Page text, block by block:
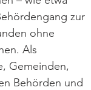
zur
ohne
Als
Gemeinden,
Behörden und